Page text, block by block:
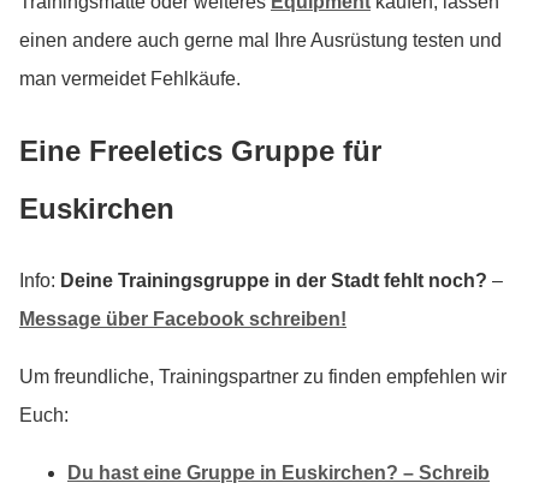
einen andere auch gerne mal Ihre Ausrüstung testen und
man vermeidet Fehlkäufe.
Eine Freeletics Gruppe für
Euskirchen
Info: Deine Trainingsgruppe in der Stadt fehlt noch? –
Message über Facebook schreiben!
Um freundliche, Trainingspartner zu finden empfehlen wir
Euch:
Du hast eine Gruppe in Euskirchen? – Schreib